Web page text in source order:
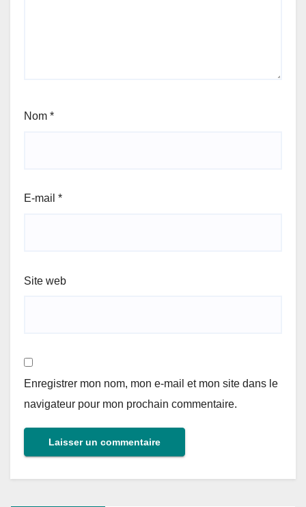
Nom *
E-mail *
Site web
Enregistrer mon nom, mon e-mail et mon site dans le
navigateur pour mon prochain commentaire.